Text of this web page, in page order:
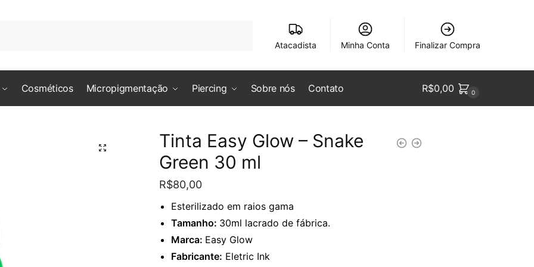
Atacadista
Minha Conta Finalizar Compra
Cosméticos Micropigmentação Piercing Sobre nós Contato R$0,00 0
Tinta Easy Glow – Snake
Green 30 ml
R$80,00
Esterilizado em raios gama
Tamanho: 30ml lacrado de fábrica.
Marca: Easy Glow
Fabricante: Eletric Ink
*
ou Mensagem